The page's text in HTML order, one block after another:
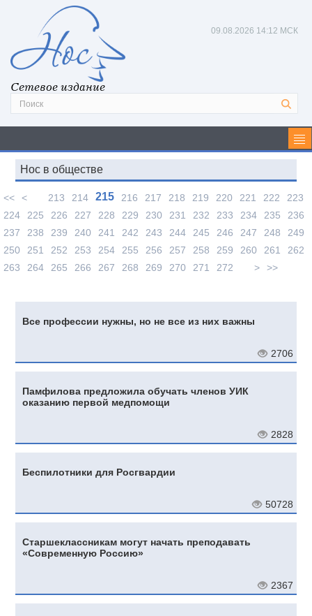
Сетевое издание
09.08.2026 14:12 МСК
Нос в обществе
<< < 213 214 215 216 217 218 219 220 221 222
223
224
225 226 227 228 229 230 231 232 233 234 235
236
237
238 239 240 241 242 243 244 245 246 247 248
249
250
251 252 253 254 255 256 257 258 259 260 261
262
263
264 265 266 267 268 269 270 271 272 > >>
Все профессии нужны, но не все из них важны
2706
Памфилова предложила обучать членов УИК
оказанию первой медпомощи
2828
Беспилотники для Росгвардии
50728
Старшеклассникам могут начать преподавать
«Современную Россию»
2367